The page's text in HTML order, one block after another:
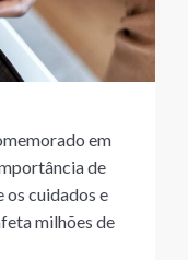
em
de
os cuidados e
milhões de